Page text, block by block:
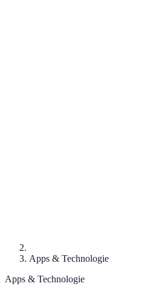
Apps & Technologie
Apps & Technologie